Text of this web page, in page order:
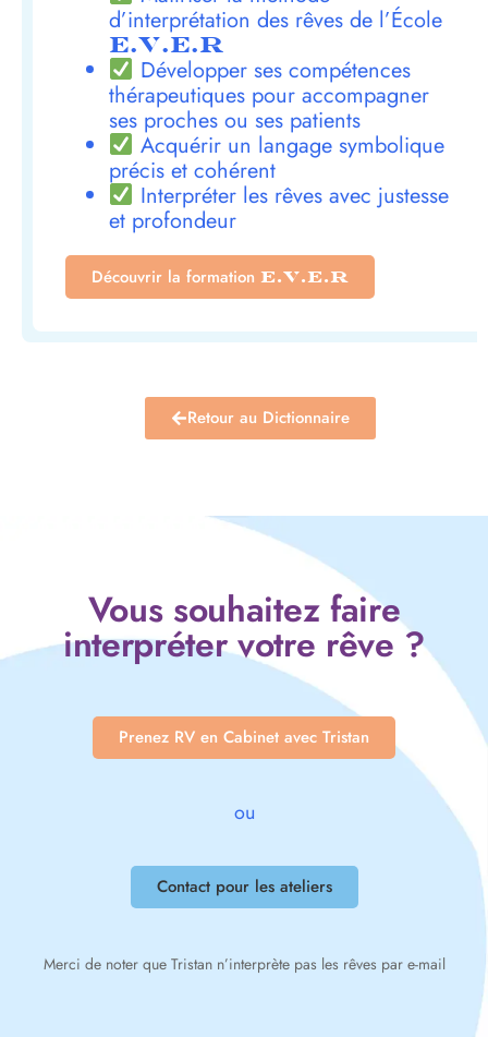
d’interprétation des rêves de l’École
E.V.E.R
Développer ses compétences
thérapeutiques pour accompagner
ses proches ou ses patients
Acquérir un langage symbolique
précis et cohérent
Interpréter les rêves avec justesse
et profondeur
Découvrir la formation E.V.E.R
Retour au Dictionnaire
Vous souhaitez faire
interpréter votre rêve ?
Prenez RV en Cabinet avec Tristan
ou
Contact pour les ateliers
Merci de noter que Tristan n’interprète pas les rêves par e-mail